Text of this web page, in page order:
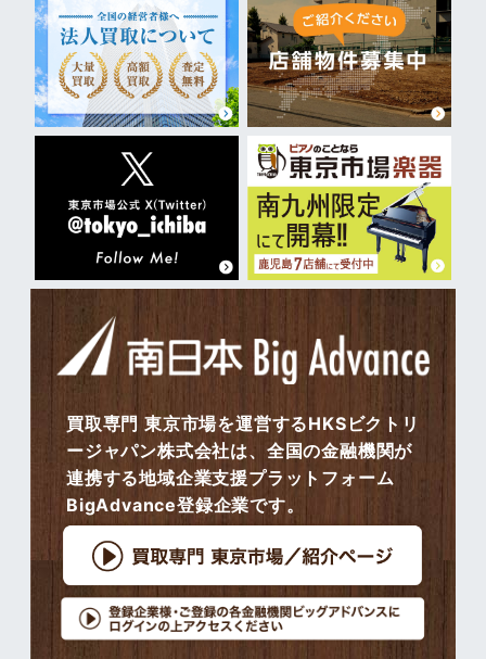
買取専門 東京市場を運営するHKSビクトリ
ージャパン株式会社は、全国の金融機関が
連携する地域企業支援プラットフォーム
BigAdvance登録企業です。